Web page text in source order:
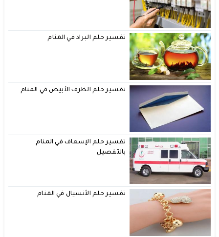
تفسير حلم البراد في المنام
تفسير حلم الظرف الأبيض في المنام
تفسير حلم الإسعاف في المنام
بالتفصيل
تفسير حلم الأنسيال في المنام